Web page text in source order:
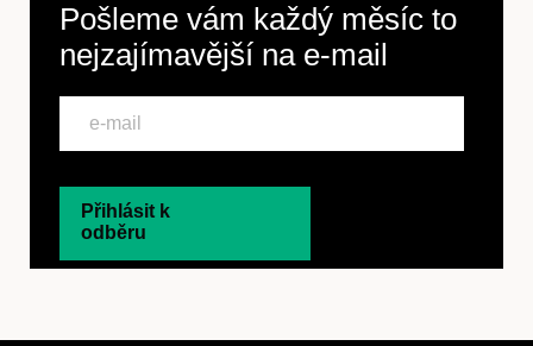
Pošleme vám každý měsíc to
nejzajímavější na e-mail
Přihlásit k
odběru